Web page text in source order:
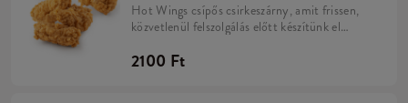
Hot Wings csípős csirkeszárny, amit frissen,
közvetlenül felszolgálás előtt készítünk el
Wings-nek lehetetlen ellenálni!
2100 Ft